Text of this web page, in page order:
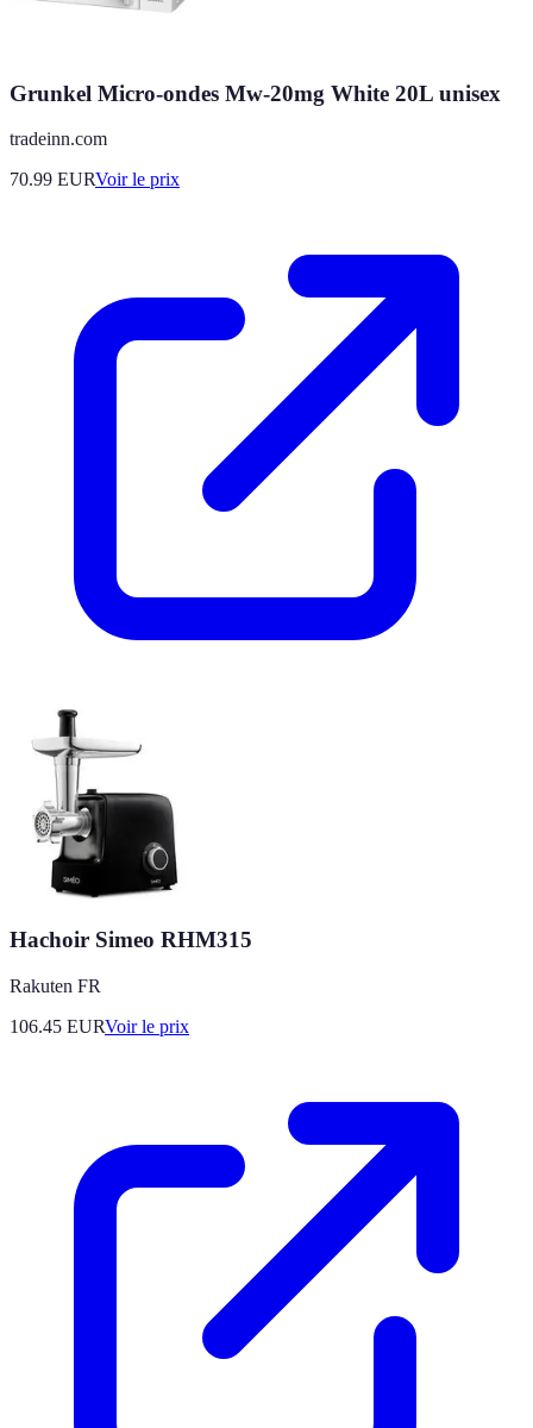
Grunkel Micro-ondes Mw-20mg White 20L unisex
tradeinn.com
70.99 EURVoir le prix
Hachoir Simeo RHM315
Rakuten FR
106.45 EURVoir le prix